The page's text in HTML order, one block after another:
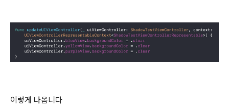
이렇게 나옵니다